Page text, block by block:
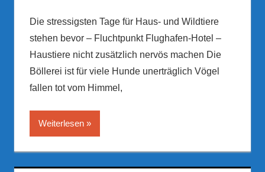
Die stressigsten Tage für Haus- und Wildtiere
stehen bevor – Fluchtpunkt Flughafen-Hotel –
Haustiere nicht zusätzlich nervös machen Die
Böllerei ist für viele Hunde unerträglich Vögel
fallen tot vom Himmel,
Weiterlesen